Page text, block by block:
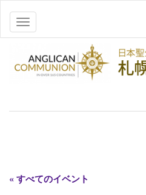
ナビゲーションを切り替え
« すべてのイベント